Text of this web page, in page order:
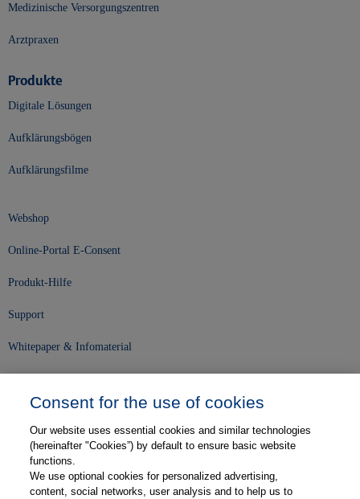
Medizinische Versorgungszentren
Arztpraxen
Produkte
Digitale Lösungen
Aufklärungsbögen
Aufklärungsfilme
Webshop
Online-Portal E-Consent
Produkt-Hilfe
Support
Whitepaper & Infomaterial
Karriere
Kontakt
Consent for the use of cookies
Our website uses essential cookies and similar technologies
(hereinafter "Cookies”) by default to ensure basic website
functions.
We use optional cookies for personalized advertising,
content, social networks, user analysis and to help us to